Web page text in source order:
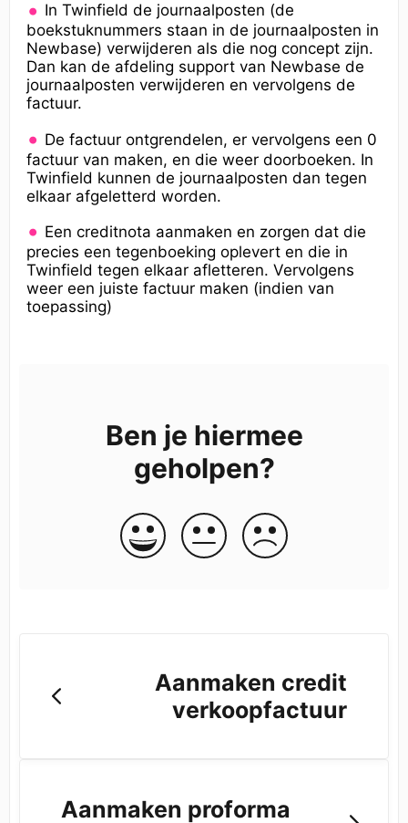
In Twinfield de journaalposten (de
boekstuknummers staan in de journaalposten in
Newbase) verwijderen als die nog concept zijn.
Dan kan de afdeling support van Newbase de
journaalposten verwijderen en vervolgens de
factuur.
De factuur ontgrendelen, er vervolgens een 0
factuur van maken, en die weer doorboeken. In
Twinfield kunnen de journaalposten dan tegen
elkaar afgeletterd worden.
Een creditnota aanmaken en zorgen dat die
precies een tegenboeking oplevert en die in
Twinfield tegen elkaar afletteren. Vervolgens
weer een juiste factuur maken (indien van
toepassing)
Ben je hiermee
geholpen?
Aanmaken credit
verkoopfactuur
Aanmaken proforma